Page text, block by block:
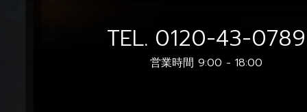
TEL. 0120-43-0789
営業時間 9:00 - 18:00